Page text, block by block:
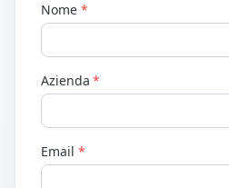
Nome *
Azienda *
Email *